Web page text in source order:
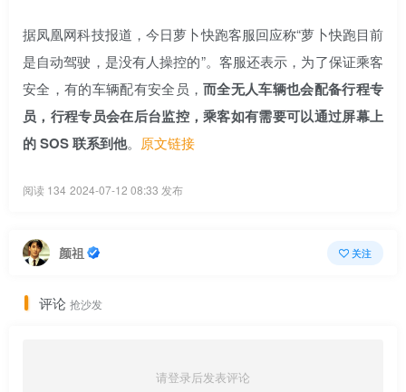
据凤凰网科技报道，今日萝卜快跑客服回应称“萝卜快跑目前
是自动驾驶，是没有人操控的”。客服还表示，为了保证乘客
安全，有的车辆配有安全员，而全无人车辆也会配备行程专
员，行程专员会在后台监控，乘客如有需要可以通过屏幕上
的 SOS 联系到他。 原文链接
阅读 134 2024-07-12 08:33 发布
颜祖 关注
评论 抢沙发
请登录后发表评论